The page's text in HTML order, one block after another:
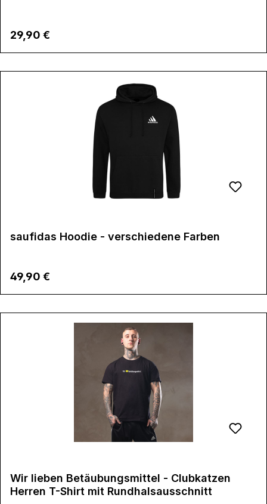
Regulärer Preis:
29,90 €
saufidas Hoodie - verschiedene Farben
Regulärer Preis:
49,90 €
Wir lieben Betäubungsmittel - Clubkatzen
Herren T-Shirt mit Rundhalsausschnitt